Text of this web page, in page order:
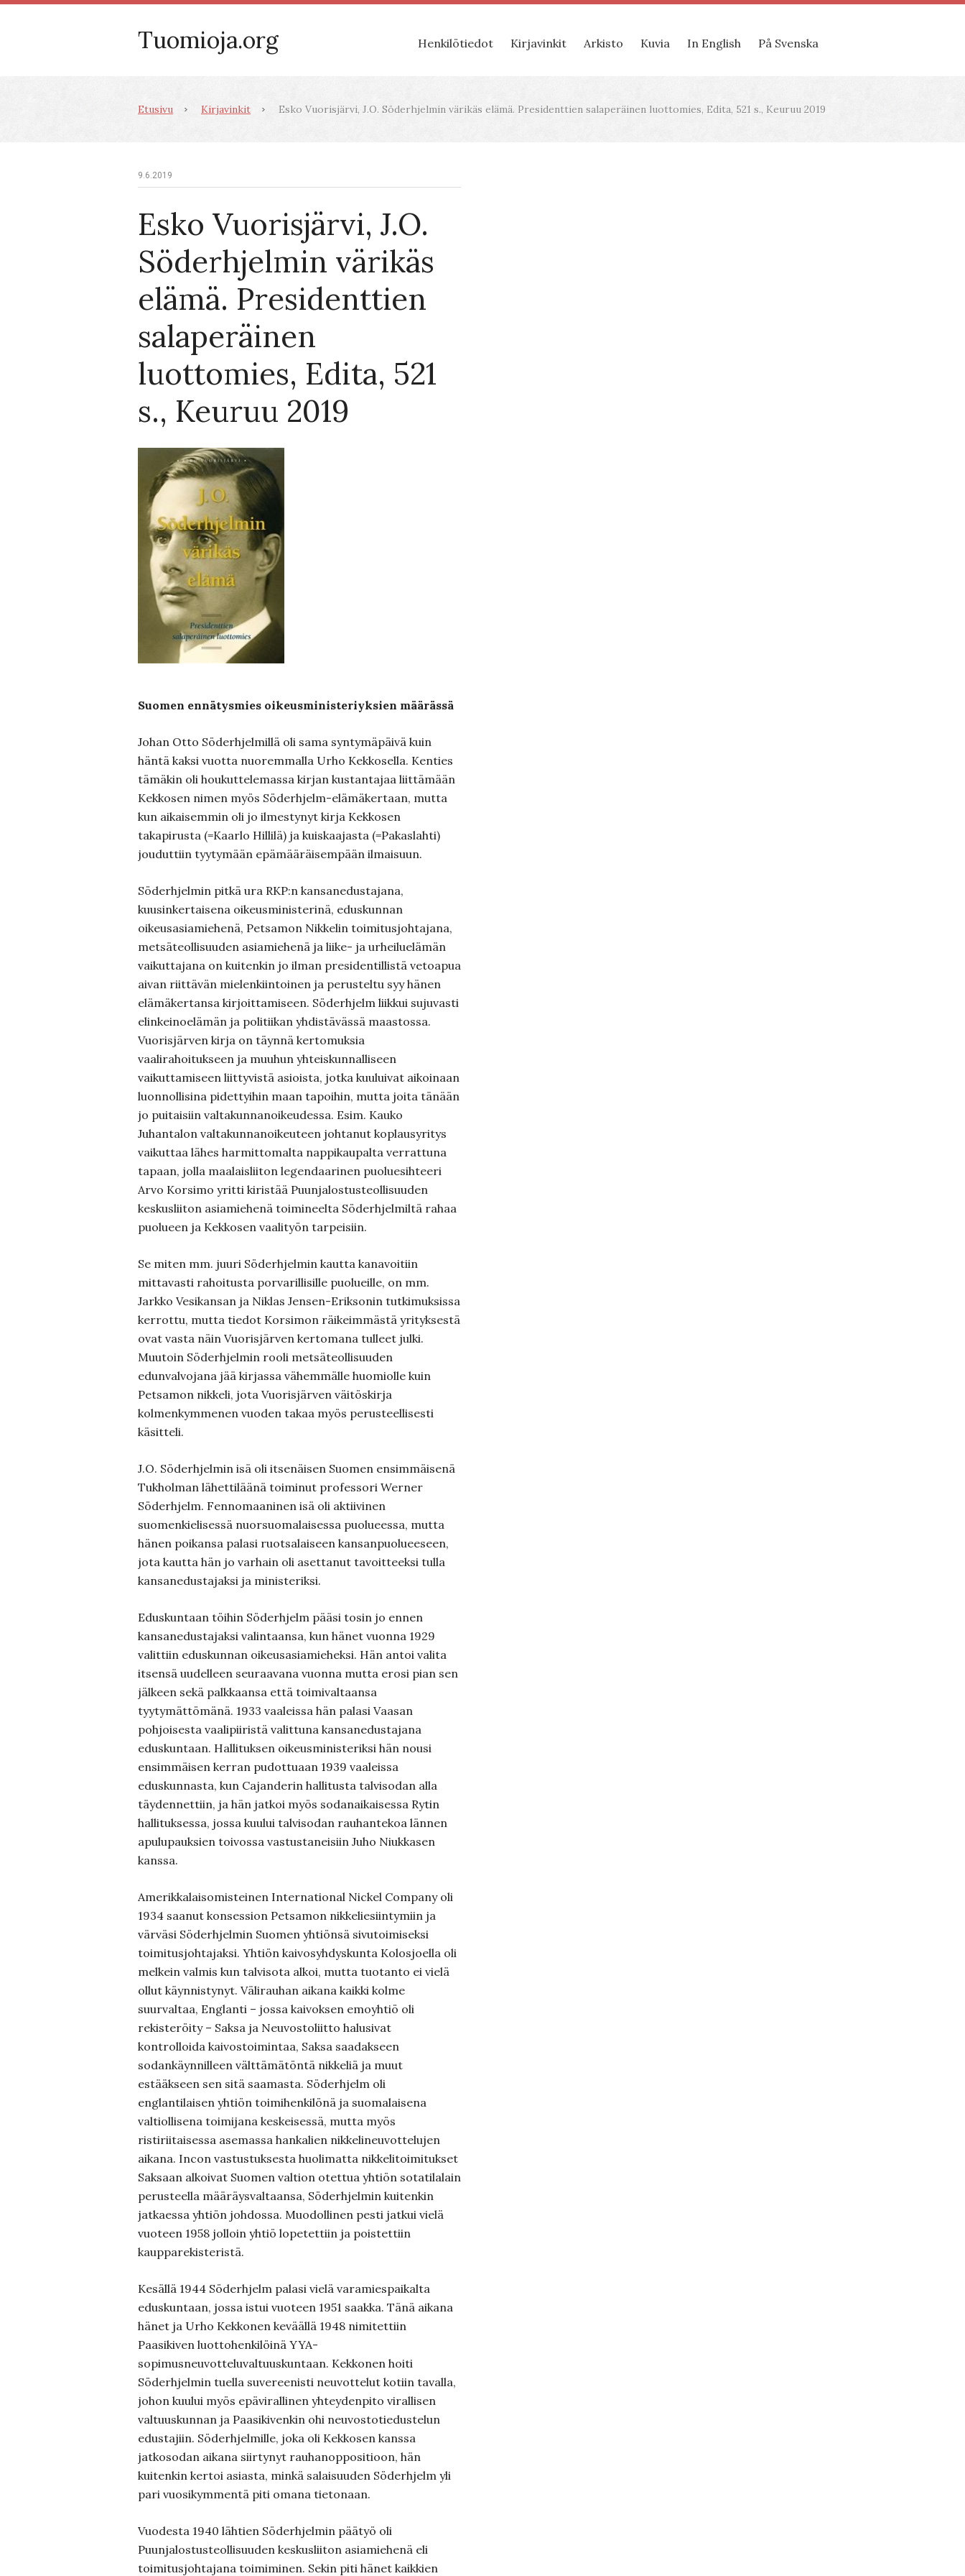
Tuomioja.org Henkilötiedot Kirjavinkit Arkisto Kuvia In English På Svenska
Etusivu Kirjavinkit Esko Vuorisjärvi, J.O. Söderhjelmin värikäs elämä. Presidenttien salaperäinen luottomies, Edita, 521 s., Keuruu 2019
9.6.2019
Esko Vuorisjärvi, J.O.
Söderhjelmin värikäs
elämä. Presidenttien
salaperäinen
luottomies, Edita, 521
s., Keuruu 2019
Suomen ennätysmies oikeusministeriyksien määrässä
Johan Otto Söderhjelmillä oli sama syntymäpäivä kuin
häntä kaksi vuotta nuoremmalla Urho Kekkosella. Kenties
tämäkin oli houkuttelemassa kirjan kustantajaa liittämään
Kekkosen nimen myös Söderhjelm-elämäkertaan, mutta
kun aikaisemmin oli jo ilmestynyt kirja Kekkosen
takapirusta (=Kaarlo Hillilä) ja kuiskaajasta (=Pakaslahti)
jouduttiin tyytymään epämääräisempään ilmaisuun.
Söderhjelmin pitkä ura RKP:n kansanedustajana,
kuusinkertaisena oikeusministerinä, eduskunnan
oikeusasiamiehenä, Petsamon Nikkelin toimitusjohtajana,
metsäteollisuuden asiamiehenä ja liike- ja urheiluelämän
vaikuttajana on kuitenkin jo ilman presidentillistä vetoapua
aivan riittävän mielenkiintoinen ja perusteltu syy hänen
elämäkertansa kirjoittamiseen. Söderhjelm liikkui sujuvasti
elinkeinoelämän ja politiikan yhdistävässä maastossa.
Vuorisjärven kirja on täynnä kertomuksia
vaalirahoitukseen ja muuhun yhteiskunnalliseen
vaikuttamiseen liittyvistä asioista, jotka kuuluivat aikoinaan
luonnollisina pidettyihin maan tapoihin, mutta joita tänään
jo puitaisiin valtakunnanoikeudessa. Esim. Kauko
Juhantalon valtakunnanoikeuteen johtanut koplausyritys
vaikuttaa lähes harmittomalta nappikaupalta verrattuna
tapaan, jolla maalaisliiton legendaarinen puoluesihteeri
Arvo Korsimo yritti kiristää Puunjalostusteollisuuden
keskusliiton asiamiehenä toimineelta Söderhjelmiltä rahaa
puolueen ja Kekkosen vaalityön tarpeisiin.
Se miten mm. juuri Söderhjelmin kautta kanavoitiin
mittavasti rahoitusta porvarillisille puolueille, on mm.
Jarkko Vesikansan ja Niklas Jensen-Eriksonin tutkimuksissa
kerrottu, mutta tiedot Korsimon räikeimmästä yrityksestä
ovat vasta näin Vuorisjärven kertomana tulleet julki.
Muutoin Söderhjelmin rooli metsäteollisuuden
edunvalvojana jää kirjassa vähemmälle huomiolle kuin
Petsamon nikkeli, jota Vuorisjärven väitöskirja
kolmenkymmenen vuoden takaa myös perusteellisesti
käsitteli.
J.O. Söderhjelmin isä oli itsenäisen Suomen ensimmäisenä
Tukholman lähettiläänä toiminut professori Werner
Söderhjelm. Fennomaaninen isä oli aktiivinen
suomenkielisessä nuorsuomalaisessa puolueessa, mutta
hänen poikansa palasi ruotsalaiseen kansanpuolueeseen,
jota kautta hän jo varhain oli asettanut tavoitteeksi tulla
kansanedustajaksi ja ministeriksi.
Eduskuntaan töihin Söderhjelm pääsi tosin jo ennen
kansanedustajaksi valintaansa, kun hänet vuonna 1929
valittiin eduskunnan oikeusasiamieheksi. Hän antoi valita
itsensä uudelleen seuraavana vuonna mutta erosi pian sen
jälkeen sekä palkkaansa että toimivaltaansa
tyytymättömänä. 1933 vaaleissa hän palasi Vaasan
pohjoisesta vaalipiiristä valittuna kansanedustajana
eduskuntaan. Hallituksen oikeusministeriksi hän nousi
ensimmäisen kerran pudottuaan 1939 vaaleissa
eduskunnasta, kun Cajanderin hallitusta talvisodan alla
täydennettiin, ja hän jatkoi myös sodanaikaisessa Rytin
hallituksessa, jossa kuului talvisodan rauhantekoa lännen
apulupauksien toivossa vastustaneisiin Juho Niukkasen
kanssa.
Amerikkalaisomisteinen International Nickel Company oli
1934 saanut konsession Petsamon nikkeliesiintymiin ja
värväsi Söderhjelmin Suomen yhtiönsä sivutoimiseksi
toimitusjohtajaksi. Yhtiön kaivosyhdyskunta Kolosjoella oli
melkein valmis kun talvisota alkoi, mutta tuotanto ei vielä
ollut käynnistynyt. Välirauhan aikana kaikki kolme
suurvaltaa, Englanti – jossa kaivoksen emoyhtiö oli
rekisteröity – Saksa ja Neuvostoliitto halusivat
kontrolloida kaivostoimintaa, Saksa saadakseen
sodankäynnilleen välttämätöntä nikkeliä ja muut
estääkseen sen sitä saamasta. Söderhjelm oli
englantilaisen yhtiön toimihenkilönä ja suomalaisena
valtiollisena toimijana keskeisessä, mutta myös
ristiriitaisessa asemassa hankalien nikkelineuvottelujen
aikana. Incon vastustuksesta huolimatta nikkelitoimitukset
Saksaan alkoivat Suomen valtion otettua yhtiön sotatilalain
perusteella määräysvaltaansa, Söderhjelmin kuitenkin
jatkaessa yhtiön johdossa. Muodollinen pesti jatkui vielä
vuoteen 1958 jolloin yhtiö lopetettiin ja poistettiin
kaupparekisteristä.
Kesällä 1944 Söderhjelm palasi vielä varamiespaikalta
eduskuntaan, jossa istui vuoteen 1951 saakka. Tänä aikana
hänet ja Urho Kekkonen keväällä 1948 nimitettiin
Paasikiven luottohenkilöinä YYA-
sopimusneuvotteluvaltuuskuntaan. Kekkonen hoiti
Söderhjelmin tuella suvereenisti neuvottelut kotiin tavalla,
johon kuului myös epävirallinen yhteydenpito virallisen
valtuuskunnan ja Paasikivenkin ohi neuvostotiedustelun
edustajiin. Söderhjelmille, joka oli Kekkosen kanssa
jatkosodan aikana siirtynyt rauhanoppositioon, hän
kuitenkin kertoi asiasta, minkä salaisuuden Söderhjelm yli
pari vuosikymmentä piti omana tietonaan.
Vuodesta 1940 lähtien Söderhjelmin päätyö oli
Puunjalostusteollisuuden keskusliiton asiamiehenä eli
toimitusjohtajana toimiminen. Sekin piti hänet kaikkien